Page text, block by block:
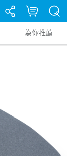
為你推薦